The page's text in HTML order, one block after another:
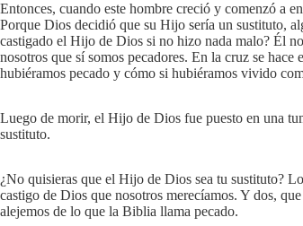
Entonces, cuando este hombre creció y comenzó a
Porque Dios decidió que su Hijo sería un sustituto,
castigado el Hijo de Dios si no hizo nada malo? Él
nosotros que sí somos pecadores. En la cruz se
hubiéramos pecado y cómo si hubiéramos vivido
Luego de morir, el Hijo de Dios fue puesto en una
sustituto.
¿No quisieras que el Hijo de Dios sea tu sustituto?
castigo de Dios que nosotros merecíamos. Y dos,
alejemos de lo que la Biblia llama pecado.